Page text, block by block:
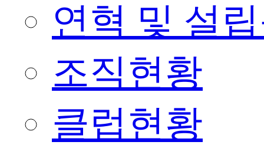
연혁 및 설
조직현황
클럽현황